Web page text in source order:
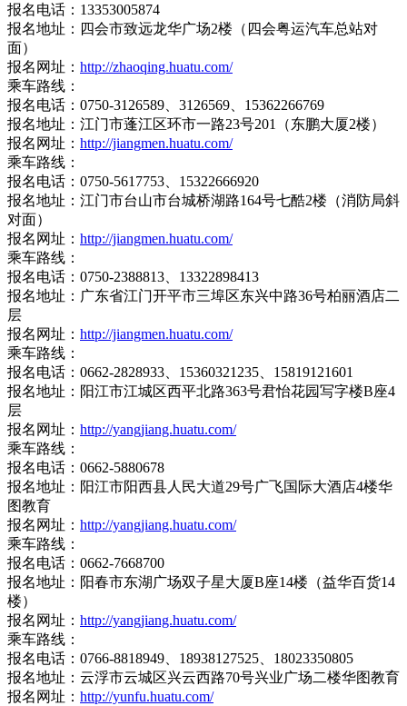
报名电话：13353005874
报名地址：四会市致远龙华广场2楼（四会粤运汽车总站对
面）
报名网址： http://zhaoqing.huatu.com/
乘车路线：
报名电话：0750-3126589、3126569、15362266769
报名地址：江门市蓬江区环市一路23号201（东鹏大厦2楼）
报名网址： http://jiangmen.huatu.com/
乘车路线：
报名电话：0750-5617753、15322666920
报名地址：江门市台山市台城桥湖路164号七酷2楼（消防局斜
对面）
报名网址： http://jiangmen.huatu.com/
乘车路线：
报名电话：0750-2388813、13322898413
报名地址：广东省江门开平市三埠区东兴中路36号柏丽酒店二
层
报名网址： http://jiangmen.huatu.com/
乘车路线：
报名电话：0662-2828933、15360321235、15819121601
报名地址：阳江市江城区西平北路363号君怡花园写字楼B座4
层
报名网址： http://yangjiang.huatu.com/
乘车路线：
报名电话：0662-5880678
报名地址：阳江市阳西县人民大道29号广飞国际大酒店4楼华
图教育
报名网址： http://yangjiang.huatu.com/
乘车路线：
报名电话：0662-7668700
报名地址：阳春市东湖广场双子星大厦B座14楼（益华百货14
楼）
报名网址： http://yangjiang.huatu.com/
乘车路线：
报名电话：0766-8818949、18938127525、18023350805
报名地址：云浮市云城区兴云西路70号兴业广场二楼华图教育
报名网址： http://yunfu.huatu.com/